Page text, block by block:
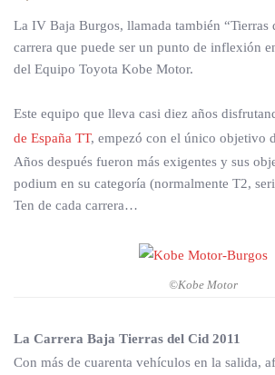
La IV Baja Burgos, llamada también “Tierras
carrera que puede ser un punto de inflexión
del Equipo Toyota Kobe Motor.
Este equipo que lleva casi diez años
de España TT, empezó con el único objetivo
Años después fueron más exigentes y sus
podium en su categoría (normalmente T2,
Ten de cada carrera…
©Kobe Motor
La Carrera Baja Tierras del Cid 2011
Con más de cuarenta vehículos en la salida,